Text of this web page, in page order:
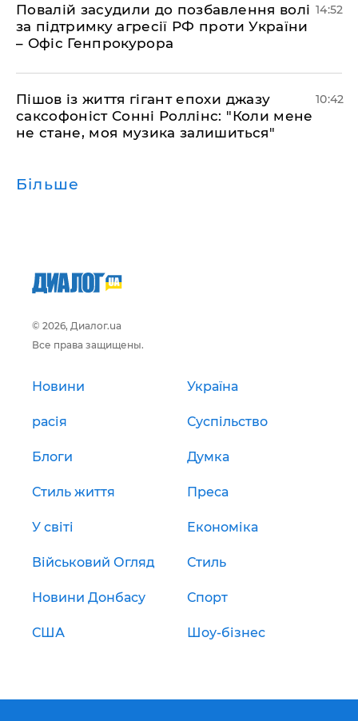
Повалій засудили до позбавлення волі
за підтримку агресії РФ проти України
– Офіс Генпрокурора
14:52
Пішов із життя гігант епохи джазу
саксофоніст Сонні Роллінс: "Коли мене
не стане, моя музика залишиться"
10:42
Більше
© 2026, Диалог.ua
Все права защищены.
Новини Україна
расія Суспільство
Блоги Думка
Стиль життя Преса
У світі Економіка
Військовий Огляд Стиль
Новини Донбасу Спорт
США Шоу-бізнес